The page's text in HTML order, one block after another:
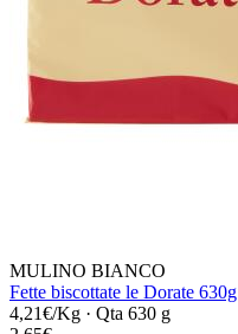
MULINO BIANCO
Fette biscottate le Dorate 630g
4,21€/Kg · Qta 630 g